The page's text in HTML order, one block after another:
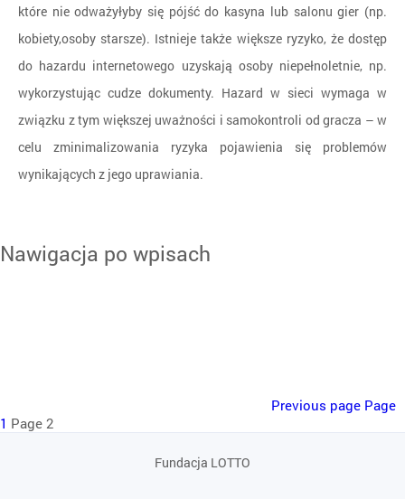
które nie odważyłyby się pójść do kasyna lub salonu gier (np.
kobiety,osoby starsze). Istnieje także większe ryzyko, że dostęp
do hazardu internetowego uzyskają osoby niepełnoletnie, np.
wykorzystując cudze dokumenty. Hazard w sieci wymaga w
związku z tym większej uważności i samokontroli od gracza – w
celu zminimalizowania ryzyka pojawienia się problemów
wynikających z jego uprawiania.
Nawigacja po wpisach
Previous page Page
1 Page 2
Fundacja LOTTO